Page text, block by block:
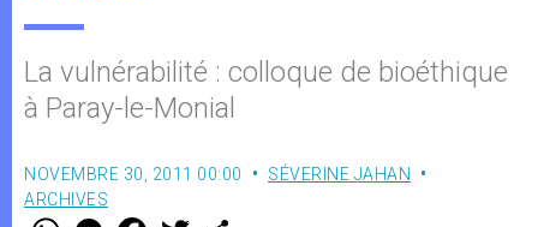
La vulnérabilité : colloque de bioéthique
à Paray-le-Monial
NOVEMBRE 30, 2011 00:00
SÉVERINE JAHAN
ARCHIVES
W M F